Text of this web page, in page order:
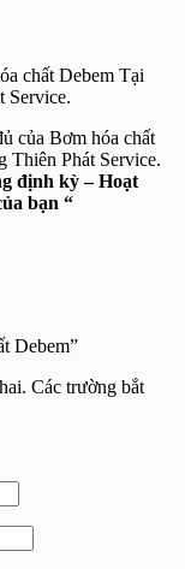
chất Debem Tại
Service.
của Bơm hóa chất
Thiên Phát Service.
định kỳ – Hoạt
bạn “
Debem”
Các trường bắt